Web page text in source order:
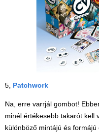
5, Patchwork
Na, erre varrjál gombot!
minél értékesebb takarót kell
különböző mintájú és